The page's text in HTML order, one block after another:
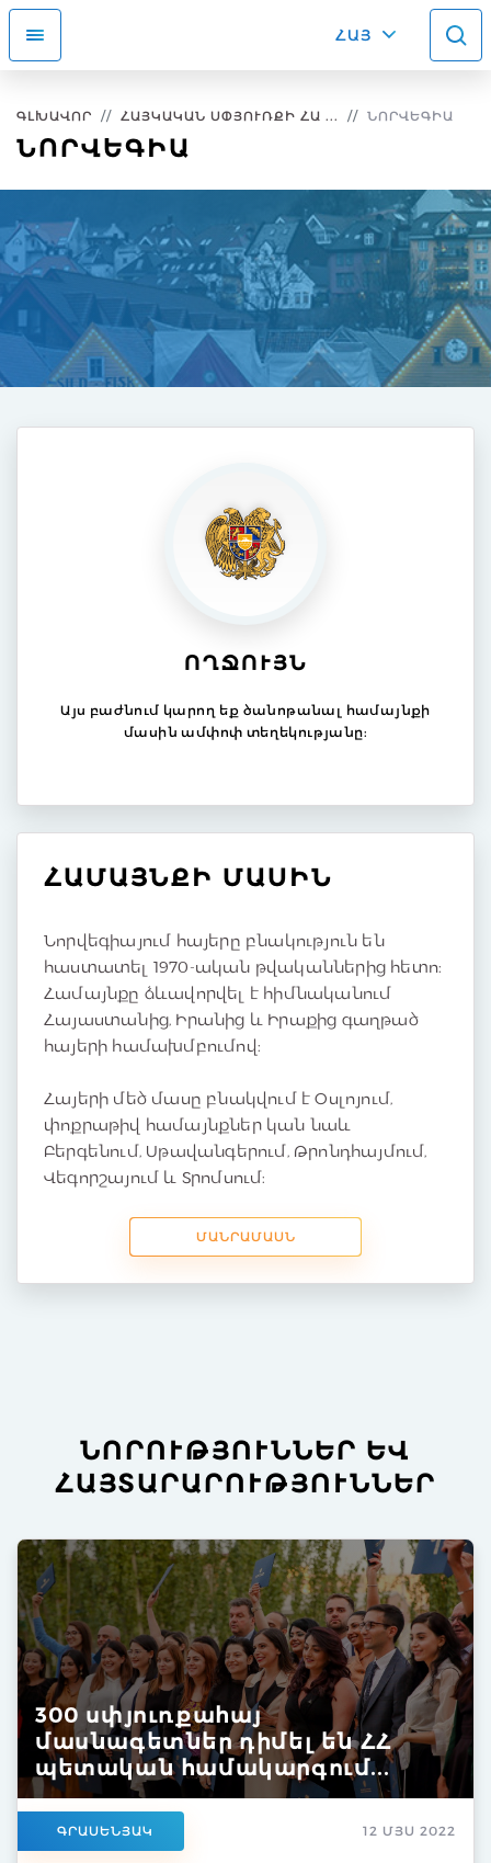
ՀԱՅ
ԳԼԽԱՎՈՐ ՀԱՅԿԱԿԱՆ ՍՓՅՈՒՌՔԻ ՀԱ ... ՆՈՐՎԵԳԻԱ
ՆՈՐՎԵԳԻԱ
ՈՂՋՈՒՅՆ
Այս բաժնում կարող եք ծանոթանալ համայնքի
մասին ամփոփ տեղեկությանը:
ՀԱՄԱՅՆՔԻ ՄԱՍԻՆ
Նորվեգիայում հայերը բնակություն են
հաստատել 1970-ական թվականներից հետո:
Համայնքը ձևավորվել է հիմնականում
Հայաստանից, Իրանից և Իրաքից գաղթած
հայերի համախմբումով:
Հայերի մեծ մասը բնակվում է Օսլոյում,
փոքրաթիվ համայնքներ կան նաև
Բերգենում, Սթավանգերում, Թրոնդհայմում,
Վեգորշայում և Տրոմսում:
ՄԱՆՐԱՄԱՍՆ
ՆՈՐՈՒԹՅՈՒՆՆԵՐ ԵՎ
ՀԱՅՏԱՐԱՐՈՒԹՅՈՒՆՆԵՐ
300 սփյուռքահայ
մասնագետներ դիմել են ՀՀ
պետական համակարգում...
ԳՐԱՍԵՆՅԱԿ 12 ՄՅՍ 2022